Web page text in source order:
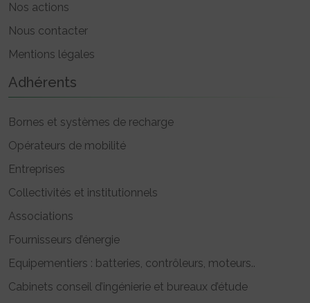
Nos actions
Nous contacter
Mentions légales
Adhérents
Bornes et systèmes de recharge
Opérateurs de mobilité
Entreprises
Collectivités et institutionnels
Associations
Fournisseurs d’énergie
Equipementiers : batteries, contrôleurs, moteurs..
Cabinets conseil d’ingénierie et bureaux d’étude